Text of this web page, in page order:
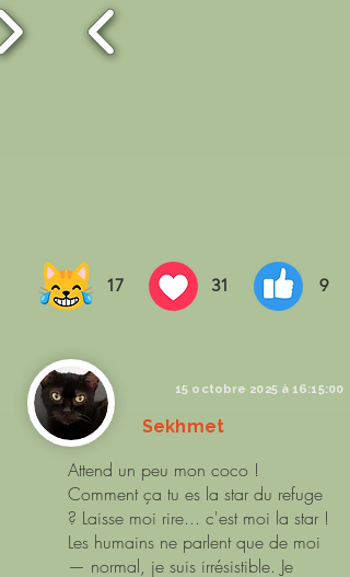
17 31 9
Sekhmet
Attend un peu mon coco !
Comment ça tu es la star du refuge
? Laisse moi rire... c'est moi la star !
Les humains ne parlent que de moi
— normal, je suis irrésistible. Je
15 octobre 2025 à 16:15:00